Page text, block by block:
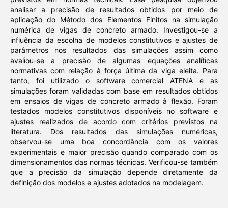
analisar a precisão de resultados obtidos por meio de
aplicação do Método dos Elementos Finitos na simulação
numérica de vigas de concreto armado. Investigou-se a
influência da escolha de modelos constitutivos e ajustes de
parâmetros nos resultados das simulações assim como
avaliou-se a precisão de algumas equações analíticas
normativas com relação à força última da viga eleita. Para
tanto, foi utilizado o software comercial ATENA e as
simulações foram validadas com base em resultados obtidos
em ensaios de vigas de concreto armado à flexão. Foram
testados modelos constitutivos disponíveis no software e
ajustes realizados de acordo com critérios previstos na
literatura. Dos resultados das simulações numéricas,
observou-se uma boa concordância com os valores
experimentais e maior precisão quando comparado com os
dimensionamentos das normas técnicas. Verificou-se também
que a precisão da simulação depende diretamente da
definição dos modelos e ajustes adotados na modelagem.